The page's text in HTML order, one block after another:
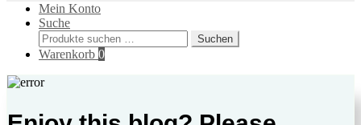
Mein Konto
Suche
Suchen
nach:
Suchen
Warenkorb 0